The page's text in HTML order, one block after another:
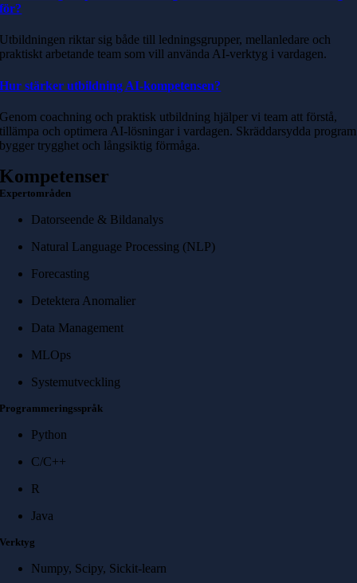
för?
Utbildningen riktar sig både till ledningsgrupper, mellanledare och
praktiskt arbetande team som vill använda AI-verktyg i vardagen.
Hur stärker utbildning AI-kompetensen?
Genom coachning och praktisk utbildning hjälper vi team att förstå,
tillämpa och optimera AI-lösningar i vardagen. Skräddarsydda program
bygger trygghet och långsiktig förmåga.
Kompetenser
Expertområden
Datorseende & Bildanalys
Natural Language Processing (NLP)
Forecasting
Detektera Anomalier
Data Management
MLOps
Systemutveckling
Programmeringsspråk
Python
C/C++
R
Java
Verktyg
Numpy, Scipy, Sickit-learn